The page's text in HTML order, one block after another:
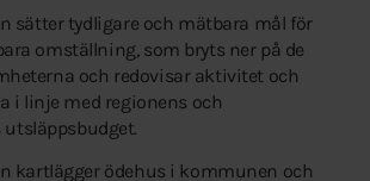
sätter tydligare och mätbara mål för
omställning, som bryts ner på de
och redovisar aktivitet och
i linje med regionens och
kartlägger ödehus i kommunen och